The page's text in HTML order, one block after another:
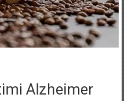
Alzheimer